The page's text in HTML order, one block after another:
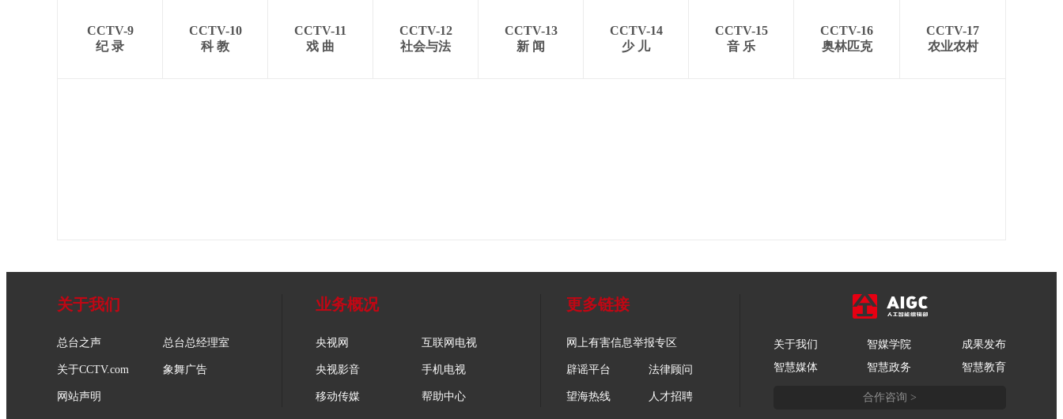
CCTV-9
纪 录
CCTV-10
科 教
CCTV-11
戏 曲
CCTV-12
社会与法
CCTV-13
新 闻
CCTV-14
少 儿
CCTV-15
音 乐
CCTV-16
奥林匹克
CCTV-17
农业农村
关于我们
总台之声 总台总经理室
关于CCTV.com 象舞广告
网站声明
业务概况
央视网 互联网电视
央视影音 手机电视
移动传媒 帮助中心
更多链接
网上有害信息举报专区
辟谣平台 法律顾问
望海热线 人才招聘
关于我们 智媒学院
成果发布
智慧媒体
智慧政务 智慧教育
合作咨询 >